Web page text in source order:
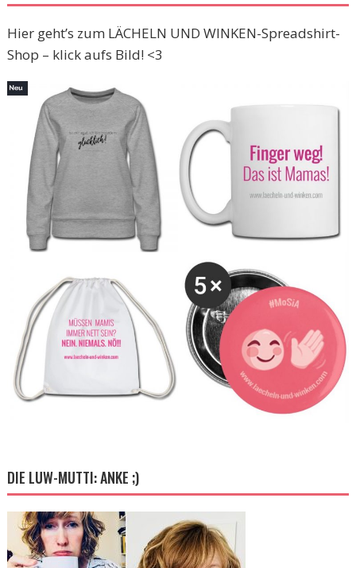
Hier geht’s zum LÄCHELN UND WINKEN-Spreadshirt-
Shop – klick aufs Bild! <3
DIE LUW-MUTTI: ANKE ;)